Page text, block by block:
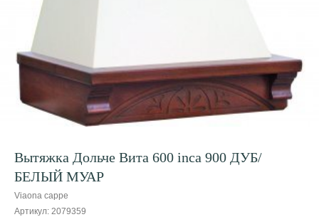
Вытяжка Дольче Вита 600 inca 900 ДУБ/
БЕЛЫЙ МУАР
Viaona cappe
Артикул: 2079359